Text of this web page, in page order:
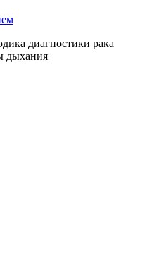
диагностики рака
дыхания